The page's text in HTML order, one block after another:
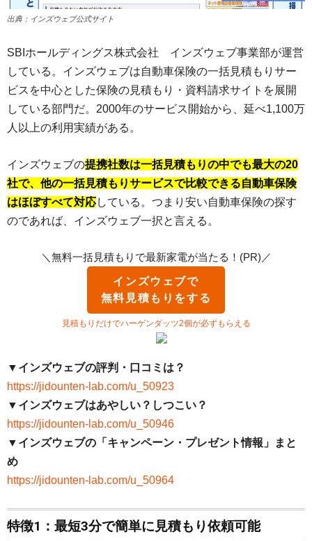
出典：インズウェブ公式サイト
SBIホールディングス株式会社 インズウェブ事業部が運営
している。インズウェブは自動車保険の一括見積もりサー
ビスを中心とした保険の見積もり・資料請求サイトを展開
している部門だ。2000年のサービス開始から、延べ1,100万
人以上の利用実績がある。
インズウェブの提携社数は一括見積もりの中でも最大の20
社で、他の一括見積もりサービスで比較できる自動車保険
はほぼすべて対応している。つまり安い自動車保険の探す
のであれば、インズウェブ一択と言える。
＼無料一括見積もりで最新家電が当たる！(PR)／
インズウェブで
無料見積もりをする
見積もりだけでハーゲンダッツ2個が必ずもらえる
▼インズウェブの評判・口コミは？
https://jidounten-lab.com/u_50923
▼インズウェブはあやしい？しつこい？
https://jidounten-lab.com/u_50946
▼インズウェブの「キャンペーン・プレゼント情報」まと
め
https://jidounten-lab.com/u_50964
特徴1：最短3分で簡単に見積もり依頼可能